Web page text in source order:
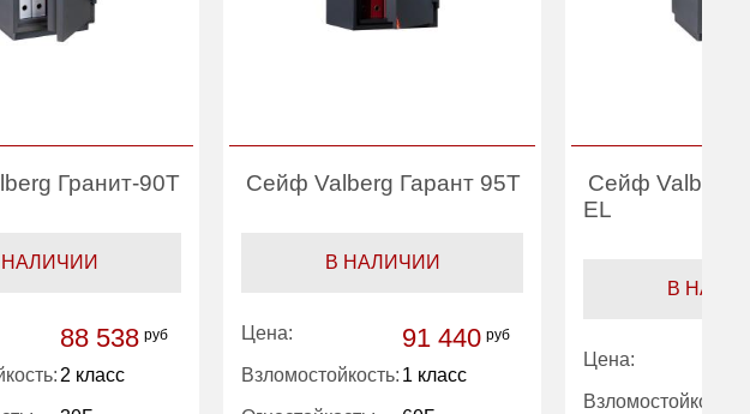
Гранит-90Т
НАЛИЧИИ
88 538 руб
2 класс
Сейф Valberg Гарант 95T
В НАЛИЧИИ
Цена: 91 440 руб
Взломостойкость: 1 класс
Сейф Valberg
EL
В
Цена:
Взломостойкость: